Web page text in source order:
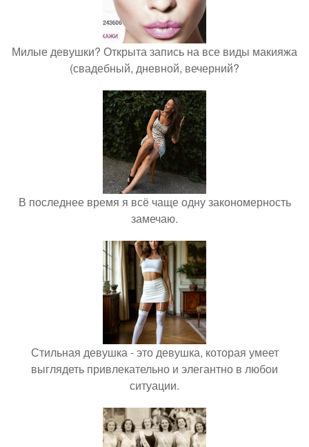
Милые девушки? Открыта запись на все виды макияжа
(свадебный, дневной, вечерний?
В последнее время я всё чаще одну закономерность
замечаю.
Стильная девушка - это девушка, которая умеет
выглядеть привлекательно и элегантно в любои
ситуации.